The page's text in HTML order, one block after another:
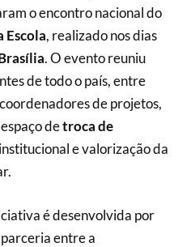
o encontro nacional do
Escola, realizado nos dias
. O evento reuniu
de todo o país, entre
de projetos,
detroca de
e valorização da
é desenvolvida por
parceria entre a